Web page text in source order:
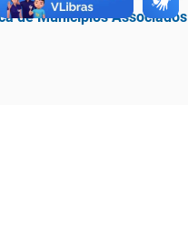
de Municípios Associados